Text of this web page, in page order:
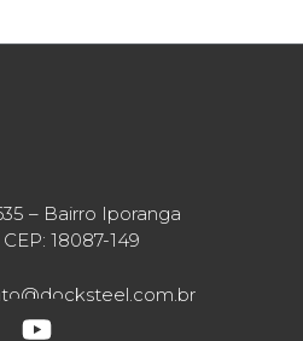
– Bairro Iporanga
18087-149